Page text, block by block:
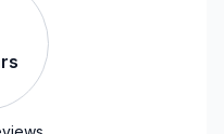
Napierville)